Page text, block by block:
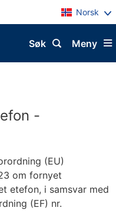
Norsk
Meny
Søk
-
(EU)
om fornyet
etefon, i samsvar med
(EF) nr.